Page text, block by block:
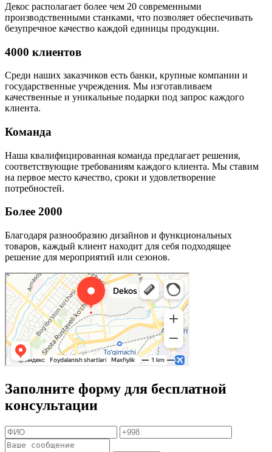
Декос располагает более чем 20 современными
производственными станками, что позволяет обеспечивать
безупречное качество каждой единицы продукции.
4000 клиентов
Среди наших заказчиков есть банки, крупные компании и
государственные учреждения. Мы изготавливаем
качественные и уникальные подарки под запрос каждого
клиента.
Команда
Наша квалифицированная команда предлагает решения,
соответствующие требованиям каждого клиента. Мы ставим
на первое место качество, сроки и удовлетворение
потребностей.
Более 2000
Благодаря разнообразию дизайнов и функциональных
товаров, каждый клиент находит для себя подходящее
решение для мероприятий или сезонов.
Заполните форму для бесплатной
консультации